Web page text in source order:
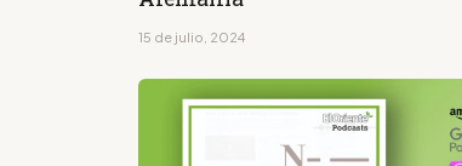
15 de julio, 2024